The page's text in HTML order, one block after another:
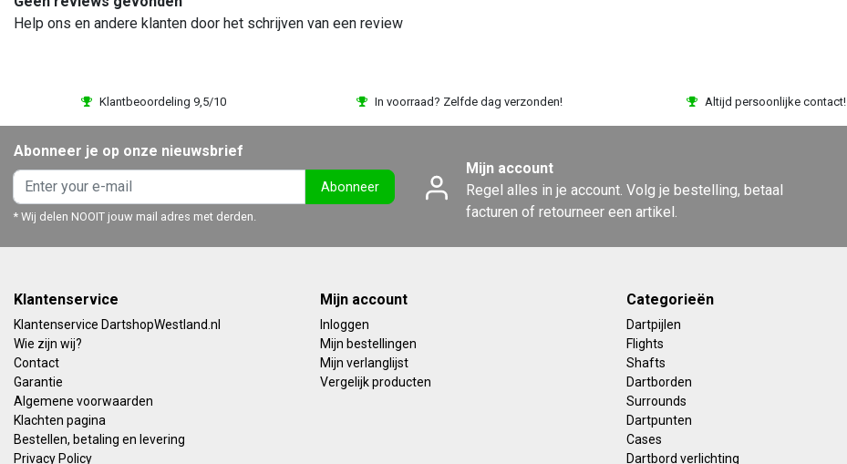
Help ons en andere klanten door het schrijven van een review
Klantbeoordeling 9,5/10 In voorraad? Zelfde dag verzonden! Altijd persoonlijke contact!
Abonneer je op onze nieuwsbrief
Abonneer
* Wij delen NOOIT jouw mail adres met derden.
Mijn account
Regel alles in je account. Volg je bestelling, betaal
facturen of retourneer een artikel.
Klantenservice
Klantenservice DartshopWestland.nl
Wie zijn wij?
Contact
Garantie
Algemene voorwaarden
Klachten pagina
Bestellen, betaling en levering
Privacy Policy
Mijn account
Inloggen
Mijn bestellingen
Mijn verlanglijst
Vergelijk producten
Categorieën
Dartpijlen
Flights
Shafts
Dartborden
Surrounds
Dartpunten
Cases
Dartbord verlichting